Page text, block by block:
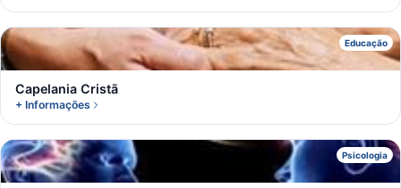
Educação
C
Capelania Cristã
+ Informações
Psicologia
P